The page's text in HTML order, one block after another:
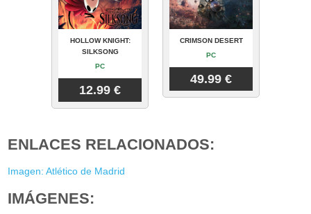
HOLLOW KNIGHT:
SILKSONG
PC
12.99 €
CRIMSON DESERT
PC
49.99 €
ENLACES RELACIONADOS:
Imagen: Atlético de Madrid
IMÁGENES: